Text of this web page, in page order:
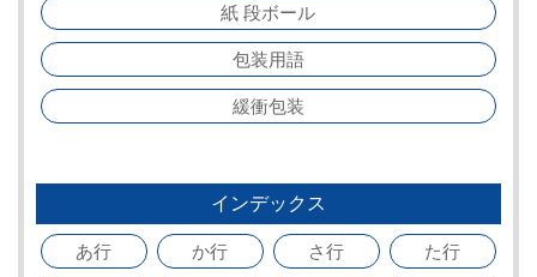
紙 段ボール
包装用語
緩衝包装
インデックス
あ行 か行 さ行 た行